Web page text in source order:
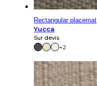
Rectangular placemat
Yucca
Sur devis
+2